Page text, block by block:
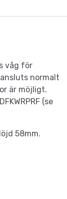
våg för
normalt
är möjligt.
(se
58mm.